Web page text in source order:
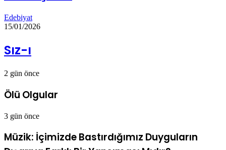
Edebiyat
15/01/2026
Sız-ı
2 gün önce
Ölü Olgular
3 gün önce
Müzik: İçimizde Bastırdığımız Duyguların